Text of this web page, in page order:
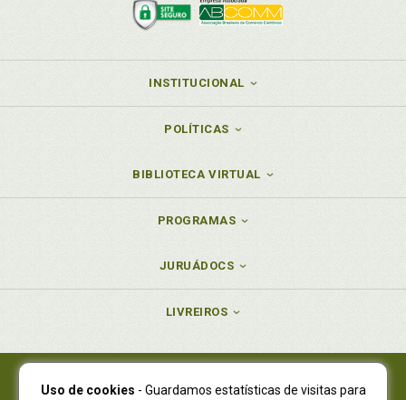
INSTITUCIONAL
POLÍTICAS
BIBLIOTECA VIRTUAL
PROGRAMAS
JURUÁDOCS
LIVREIROS
Juruá Editora Ltda., CNPJ 77.535.508/0001-19
Uso de cookies - Guardamos estatísticas de visitas para